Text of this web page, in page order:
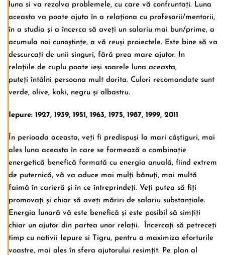
luna si va rezolva problemele, cu care vă confruntați. Luna
aceasta va poate ajuta în a relaționa cu profesorii/mentorii,
în a studia și a încerca să aveți un salariu mai bun/prime, a
acumula noi cunoștințe, a vă reuși proiectele. Este bine să va
descurcați de unii singuri, fără prea mare ajutor. In
relațiile de cuplu poate ieși soarele luna aceasta,
puteți întâlni persoana mult dorita. Culori recomandate sunt
verde, olive, kaki, negru și albastru.
Iepure: 1927, 1939, 1951, 1963, 1975, 1987, 1999, 2011
În perioada aceasta, veți fi predispuși la mari câștiguri, mai
ales luna aceasta în care se formează o combinație
energetică benefică formată cu energia anuală, fiind extrem
de puternică, vă va aduce mai mulți bănuți, mai multă
faimă în carieră și în ce întreprindeți. Veți putea să fiți
promovați și chiar să aveți măriri de salariu substanțiale.
Energia lunară vă este benefică și este posibil să simțiți
chiar un ajutor din partea unor relații. Încercați să petreceți
timp cu nativii Iepure si Tigru, pentru a maximiza eforturile
voastre, mai ales în sfera ajutorului resimțit. Pe plan al